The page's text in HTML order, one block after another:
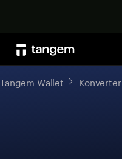
Tangem Wallet Konverter